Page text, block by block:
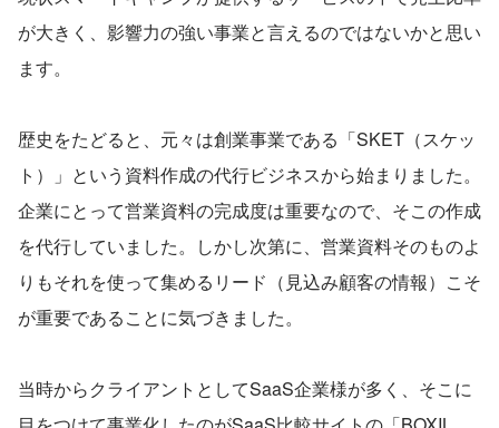
が大きく、影響力の強い事業と言えるのではないかと思い
ます。
歴史をたどると、元々は創業事業である「SKET（スケッ
ト）」という資料作成の代行ビジネスから始まりました。
企業にとって営業資料の完成度は重要なので、そこの作成
を代行していました。しかし次第に、営業資料そのものよ
りもそれを使って集めるリード（見込み顧客の情報）こそ
が重要であることに気づきました。
当時からクライアントとしてSaaS企業様が多く、そこに